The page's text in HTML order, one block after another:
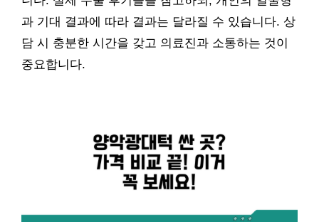
과 기대 결과에 따라 결과는 달라질 수 있습니다. 상
담 시 충분한 시간을 갖고 의료진과 소통하는 것이
중요합니다.